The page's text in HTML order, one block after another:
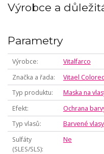
Výrobce a
Parametry
Výrobce
Vitalfarco
Značka a řada
Vitael
Typ produktu
Maska na
Efekt
Ochrana
Typ vlasů
Barvené vlasy
Sulfáty
(SLES/SLS)
Ne